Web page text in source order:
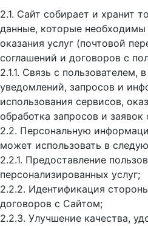
2.1. Сайт собирает и хранит
данные, которые необходимы
оказания услуг (почтовой
соглашений и договоров с
2.1.1. Связь с пользователем,
уведомлений, запросов и
использования сервисов,
обработка запросов и заявок
2.2. Персональную
может использовать в
2.2.1. Предоставление
персонализированных услуг;
2.2.2. Идентификация
договоров с Сайтом;
2.2.3. Улучшение качества,